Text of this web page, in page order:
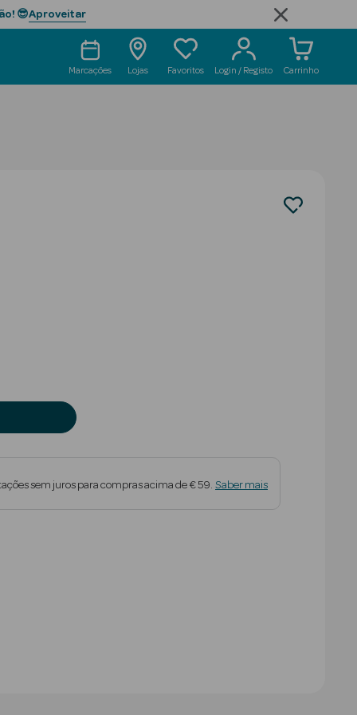
😎Aproveitar
Marcações Lojas Favoritos Login / Registo Carrinho
sem juros para compras acima de € 59. Saber mais